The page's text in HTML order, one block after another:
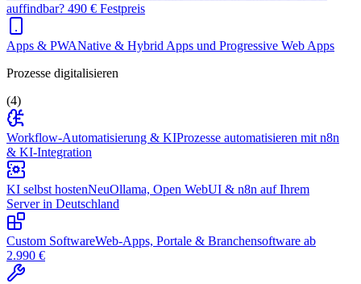
auffindbar? 490 € Festpreis
Apps & PWANative & Hybrid Apps und Progressive Web Apps
Prozesse digitalisieren
(4)
Workflow-Automatisierung & KIProzesse automatisieren mit n8n
& KI-Integration
KI selbst hostenNeuOllama, Open WebUI & n8n auf Ihrem
Server in Deutschland
Custom SoftwareWeb-Apps, Portale & Branchensoftware ab
2.990 €